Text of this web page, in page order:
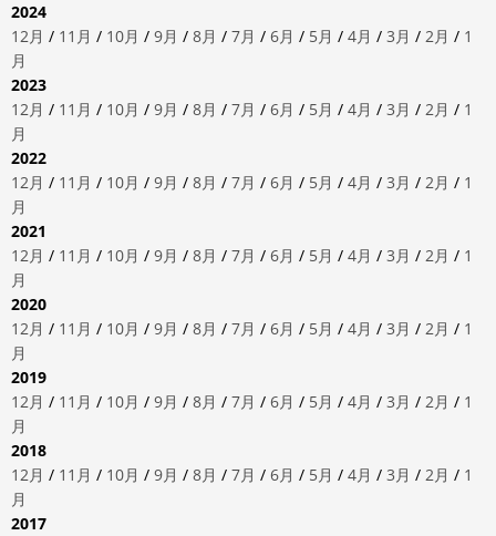
2024
12月 / 11月 / 10月 / 9月 / 8月 / 7月 / 6月 / 5月 / 4月 / 3月 / 2月 / 1
月
2023
12月 / 11月 / 10月 / 9月 / 8月 / 7月 / 6月 / 5月 / 4月 / 3月 / 2月 / 1
月
2022
12月 / 11月 / 10月 / 9月 / 8月 / 7月 / 6月 / 5月 / 4月 / 3月 / 2月 / 1
月
2021
12月 / 11月 / 10月 / 9月 / 8月 / 7月 / 6月 / 5月 / 4月 / 3月 / 2月 / 1
月
2020
12月 / 11月 / 10月 / 9月 / 8月 / 7月 / 6月 / 5月 / 4月 / 3月 / 2月 / 1
月
2019
12月 / 11月 / 10月 / 9月 / 8月 / 7月 / 6月 / 5月 / 4月 / 3月 / 2月 / 1
月
2018
12月 / 11月 / 10月 / 9月 / 8月 / 7月 / 6月 / 5月 / 4月 / 3月 / 2月 / 1
月
2017